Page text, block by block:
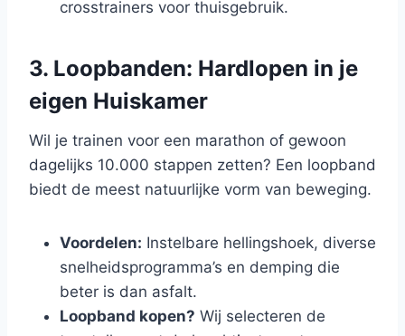
crosstrainers voor thuisgebruik.
3. Loopbanden: Hardlopen in je
eigen Huiskamer
Wil je trainen voor een marathon of gewoon
dagelijks 10.000 stappen zetten? Een loopband
biedt de meest natuurlijke vorm van beweging.
Voordelen: Instelbare hellingshoek, diverse
snelheidsprogramma’s en demping die
beter is dan asfalt.
Loopband kopen? Wij selecteren de